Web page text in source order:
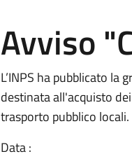
Avviso
L’INPS ha pubblicato
destinata all'acquisto
trasporto pubblico locali.
Data :